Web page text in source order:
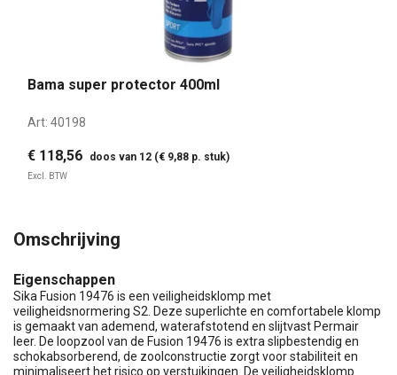
Bama super protector 400ml
Art: 40198
€ 118,56 doos van 12 (€ 9,88 p. stuk)
Excl. BTW
Omschrijving
Eigenschappen
Sika Fusion 19476 is een veiligheidsklomp met
veiligheidsnormering S2. Deze superlichte en comfortabele klomp
is gemaakt van ademend, waterafstotend en slijtvast Permair
leer. De loopzool van de Fusion 19476 is extra slipbestendig en
schokabsorberend, de zoolconstructie zorgt voor stabiliteit en
minimaliseert het risico op verstuikingen. De veiligheidsklomp